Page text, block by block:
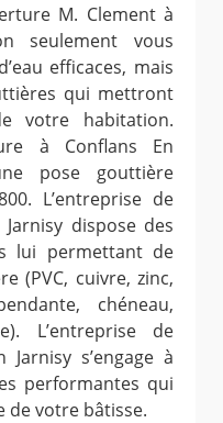
M. Clement à
seulement vous
efficaces, mais
qui mettront
votre habitation.
à Conflans En
pose gouttière
L’entreprise de
dispose des
lui permettant de
(PVC, cuivre, zinc,
chéneau,
L’entreprise de
s’engage à
performantes qui
de votre bâtisse.